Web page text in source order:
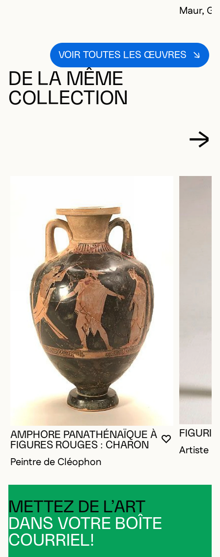
Maur,
VOIR TOUTES LES ŒUVRES
DE LA MÊME
COLLECTION
VOUS
FERMER
OUVRIR LA
AMPHORE PANATHÉNAÏQUE À
FIGURES ROUGES : CHARON
Peintre de Cléophon
Artiste
METTEZ DE L’ART
DANS VOTRE BOÎTE
COURRIEL!